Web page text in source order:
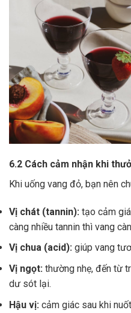
6.2 Cách cảm nhận khi
Khi uống vang đỏ, bạn nên
Vị chát (tannin): tạo cảm
càng nhiều tannin thì vang
Vị chua (acid): giúp vang
Vị ngọt: thường nhẹ, đến từ
dư sót lại.
Hậu vị: cảm giác sau khi